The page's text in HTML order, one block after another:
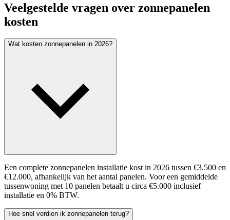
Veelgestelde vragen over zonnepanelen
kosten
Wat kosten zonnepanelen in 2026?
Een complete zonnepanelen installatie kost in 2026 tussen €3.500 en
€12.000, afhankelijk van het aantal panelen. Voor een gemiddelde
tussenwoning met 10 panelen betaalt u circa €5.000 inclusief
installatie en 0% BTW.
Hoe snel verdien ik zonnepanelen terug?